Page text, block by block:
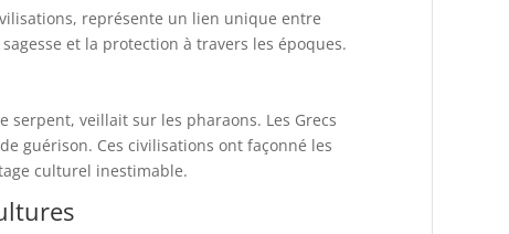
représente un lien unique entre
et la protection à travers les époques.
serpent, veillait sur les pharaons. Les Grecs
guérison. Ces civilisations ont façonné les
culturel inestimable.